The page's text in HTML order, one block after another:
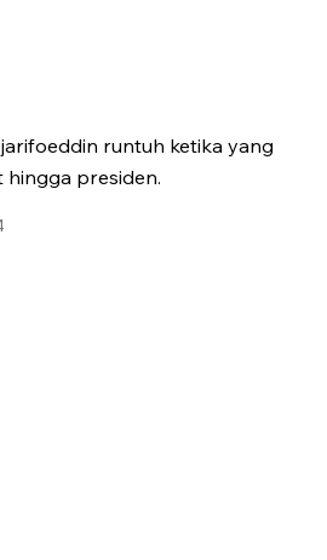
runtuh ketika yang
hingga presiden.